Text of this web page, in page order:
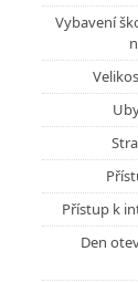
Vybavení
Přístup k
Den